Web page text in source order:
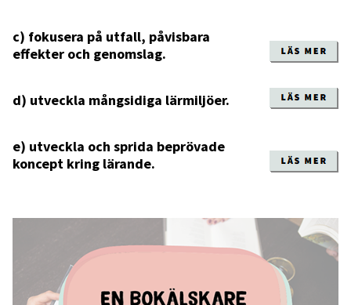
c) fokusera på utfall, påvisbara
effekter och genomslag.
d) utveckla mångsidiga lärmiljöer.
e) utveckla och sprida beprövade
koncept kring lärande.